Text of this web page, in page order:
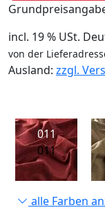
incl. 19 % USt.
von der
Ausland: zzgl.
011
011
alle Farben